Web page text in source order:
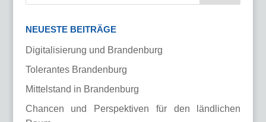
NEUESTE BEITRÄGE
Digitalisierung und Brandenburg
Tolerantes Brandenburg
Mittelstand in Brandenburg
Chancen und Perspektiven für den ländlichen